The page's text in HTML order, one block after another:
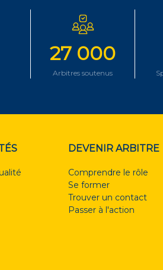
27 000
Arbitres soutenus
DEVENIR ARBITRE
Comprendre le rôle
Se former
Trouver un contact
Passer à l'action